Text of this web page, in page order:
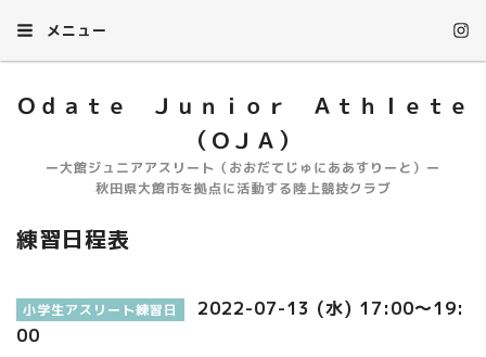
メニュー
Ｏｄａｔｅ Ｊｕｎｉｏｒ Ａｔｈｌｅｔｅ
（ＯＪＡ）
ー大館ジュニアアスリート（おおだてじゅにああすりーと）ー
秋田県大館市を拠点に活動する陸上競技クラブ
練習日程表
小学生アスリート練習日
2022-07-13 (水) 17:00～19:
00